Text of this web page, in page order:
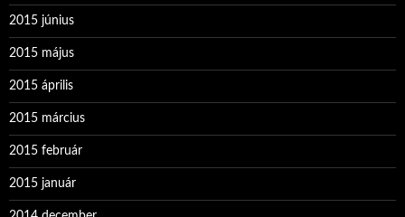
2015 június
2015 május
2015 április
2015 március
2015 február
2015 január